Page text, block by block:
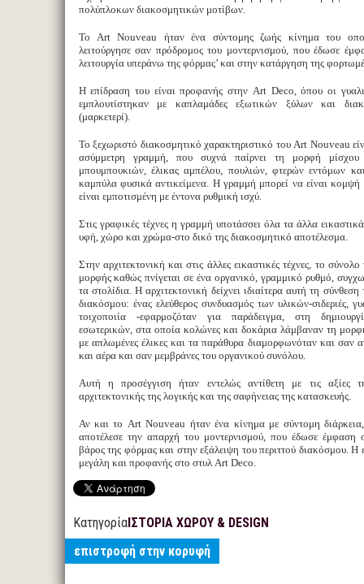
πολύπλοκων διακοσμητικών μοτίβων.
Το Art Nouveau ήταν ένα σύντομης ζωής κίνημα του
λειτούργησε σαν πρόδρομος του μοντερνισμού, που έδωσε
λειτουργία υπεράνω της φόρμας’ και στην κατάργηση της
Η επίδραση του είναι προφανής στην Art Deco, όπου οι
εμπλουτίστηκαν με καπλαμάδες εξωτικών ξύλων και
(μαρκετερί).
Το ξεχωριστό διακοσμητικό χαρακτηριστικό του Art Nouveau
ασύμμετρη γραμμή, που συχνά παίρνει τη μορφή μίσχου
μπουμπουκιών, έλικας αμπέλου, πουλιών, φτερών εντόμων
καμπύλα φυσικά αντικείμενα. Η γραμμή μπορεί να είναι κομψή
είναι εμποτισμένη με έντονα ρυθμική ισχύ.
Στις γραφικές τέχνες η γραμμή υποτάσσει όλα τα άλλα
υφή, χώρο και χρώμα-στο δικό της διακοσμητικό αποτέλεσμα.
Στην αρχιτεκτονική και στις άλλες εικαστικές τέχνες, το σύνολο
μορφής καθώς πνίγεται σε ένα οργανικό, γραμμικό ρυθμό,
τα στολίδια. Η αρχιτεκτονική δείχνει ιδιαίτερα αυτή τη
διακόσμου: ένας ελεύθερος συνδυασμός των υλικών-σιδεριές,
τοιχοποιία -εφαρμοζόταν για παράδειγμα, στη
εσωτερικών, στα οποία κολώνες και δοκάρια λάμβαναν τη
με απλωμένες έλικες και τα παράθυρα διαμορφωνόταν και σαν
και αέρα και σαν μεμβράνες του οργανικού συνόλου.
Αυτή η προσέγγιση ήταν εντελώς αντίθετη με τις αξίες
αρχιτεκτονικής της λογικής και της σαφήνειας της κατασκευής.
Αν και το Art Nouveau ήταν ένα κίνημα με σύντομη
αποτέλεσε την απαρχή του μοντερνισμού, που έδωσε έμφαση
βάρος της φόρμας και στην εξάλειψη του περιττού διακόσμου. Η
μεγάλη και προφανής στο στυλ Art Deco.
ΚατηγορίαΙΣΤΟΡΙΑ ΧΩΡΟΥ & DESIGN
επιστροφή στην κορυφή